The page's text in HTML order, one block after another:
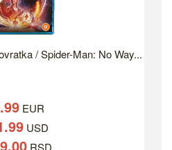
/ Spider-Man: No Way...
EUR
USD